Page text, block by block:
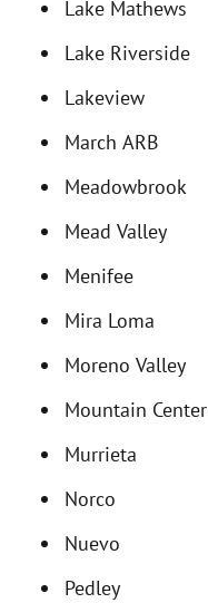
Lake Mathews
Lake Riverside
Lakeview
March ARB
Meadowbrook
Mead Valley
Menifee
Mira Loma
Moreno Valley
Mountain Center
Murrieta
Norco
Nuevo
Pedley